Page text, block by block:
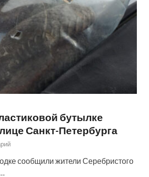
бутылке
Санкт-Петербурга
сообщили жители Серебристого